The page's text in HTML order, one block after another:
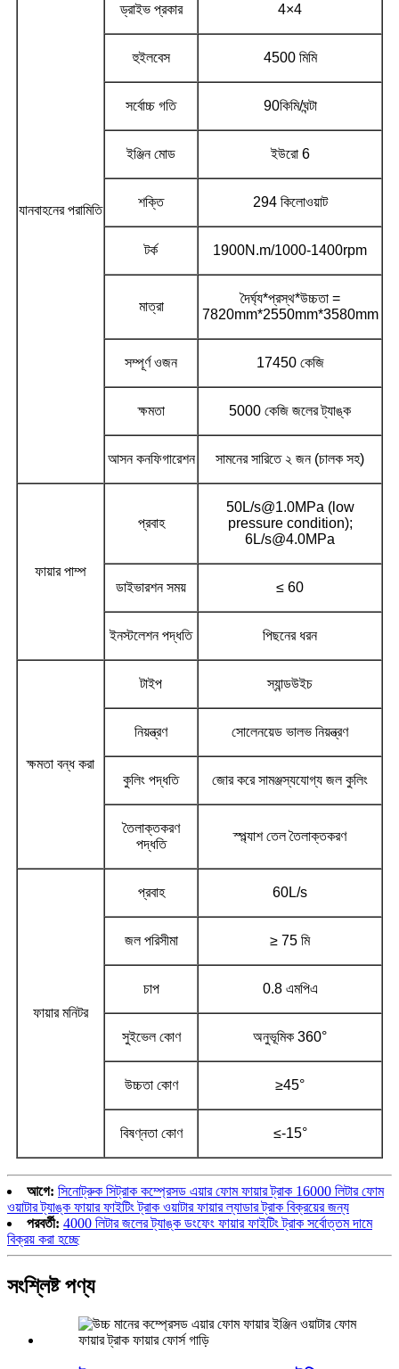
যানবাহনের পরামিতি
ড্রাইভ প্রকার 4×4
হুইলবেস 4500 মিমি
সর্বোচ্চ গতি 90কিমি/ঘন্টা
ইঞ্জিন মোড ইউরো 6
শক্তি 294 কিলোওয়াট
টর্ক 1900N.m/1000-1400rpm
মাত্রা
দৈর্ঘ্য*প্রস্থ*উচ্চতা =
7820mm*2550mm*3580mm
সম্পূর্ণ ওজন 17450 কেজি
ক্ষমতা 5000 কেজি জলের ট্যাঙ্ক
আসন কনফিগারেশন সামনের সারিতে ২ জন (চালক সহ)
ফায়ার পাম্প
প্রবাহ
50L/s@1.0MPa (low
pressure condition);
6L/s@4.0MPa
ডাইভারশন সময় ≤ 60
ইনস্টলেশন পদ্ধতি পিছনের ধরন
ক্ষমতা বন্ধ করা
টাইপ স্যান্ডউইচ
নিয়ন্ত্রণ সোলেনয়েড ভালভ নিয়ন্ত্রণ
কুলিং পদ্ধতি জোর করে সামঞ্জস্যযোগ্য জল কুলিং
তৈলাক্তকরণ
পদ্ধতি
স্প্ল্যাশ তেল তৈলাক্তকরণ
ফায়ার মনিটর
প্রবাহ 60L/s
জল পরিসীমা ≥ 75 মি
চাপ 0.8 এমপিএ
সুইভেল কোণ অনুভূমিক 360°
উচ্চতা কোণ ≥45°
বিষণ্নতা কোণ ≤-15°
আগে: সিনোট্রুক সিট্রাক কম্প্রেসড এয়ার ফোম ফায়ার ট্রাক 16000 লিটার ফোম
ওয়াটার ট্যাঙ্ক ফায়ার ফাইটিং ট্রাক ওয়াটার ফায়ার ল্যাডার ট্রাক বিক্রয়ের জন্য
পরবর্তী: 4000 লিটার জলের ট্যাঙ্ক ডংফেং ফায়ার ফাইটিং ট্রাক সর্বোত্তম দামে
বিক্রয় করা হচ্ছে
সংশ্লিষ্ট পণ্য